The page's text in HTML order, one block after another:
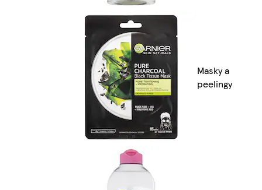
Masky a
peelingy